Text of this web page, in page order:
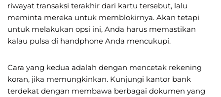
riwayat transaksi terakhir dari kartu tersebut, lalu
meminta mereka untuk memblokirnya. Akan tetapi
untuk melakukan opsi ini, Anda harus memastikan
kalau pulsa di handphone Anda mencukupi.
Cara yang kedua adalah dengan mencetak rekening
koran, jika memungkinkan. Kunjungi kantor bank
terdekat dengan membawa berbagai dokumen yang